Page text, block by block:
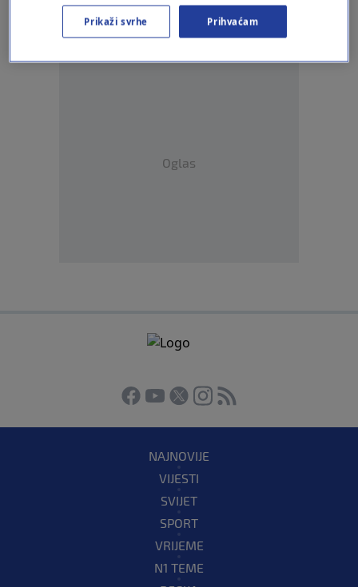
Oglas
NAJNOVIJE
VIJESTI
SVIJET
SPORT
VRIJEME
N1 TEME
Prikaži svrhe Prihvaćam